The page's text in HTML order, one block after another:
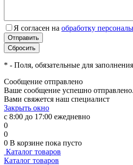
Я согласен на обработку
* - Поля, обязательные для заполнения
Сообщение отправлено
Ваше сообщение успешно
Вами свяжется наш специалист
Закрыть окно
с 8:00 до 17:00 ежедневно
0
0
0 В корзине пока пусто
Каталог товаров
Каталог товаров